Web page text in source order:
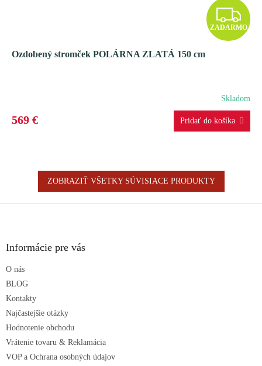
Z
A
R
M
ZADARMO
Ozdobený stromček POLÁRNA ZLATÁ 150 cm
Skladom
569 €
ZOBRAZIŤ VŠETKY SÚVISIACE PRODUKTY
Informácie pre vás
O nás
BLOG
Kontakty
Najčastejšie otázky
Hodnotenie obchodu
Vrátenie tovaru & Reklamácia
VOP a Ochrana osobných údajov